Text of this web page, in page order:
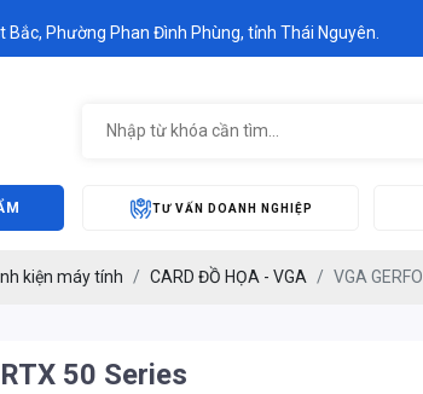
Bắc, Phường Phan Đình Phùng, tỉnh Thái Nguyên.
TƯ VẤN DOANH NGHIỆP
kiện máy tính CARD ĐỒ HỌA - VGA VGA
50 Series